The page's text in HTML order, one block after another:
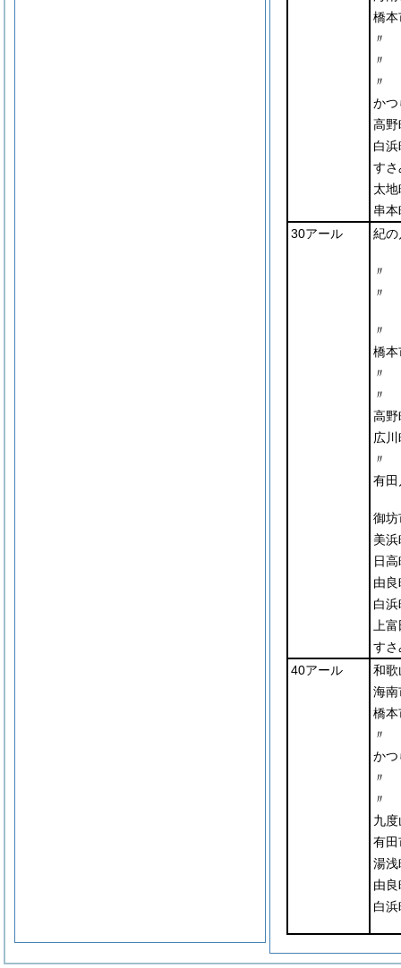
橋本
〃
〃
〃
かつ
高野
白浜
すさ
太地
串本
30アール
紀の
〃
〃
〃
橋本
〃
〃
高野
広川
〃
有田
御坊
美浜
日高
由良
白浜
上
すさ
40アール
和歌
海南
橋本
〃
かつ
〃
〃
九
有田
湯浅
由良
白浜